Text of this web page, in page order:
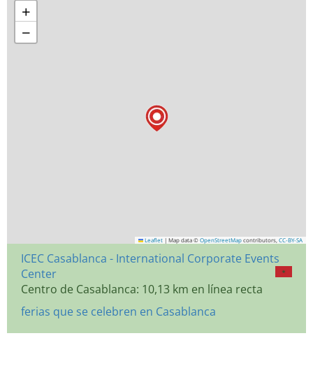
+
−
Leaflet | Map data © OpenStreetMap contributors, CC-BY-SA
ICEC Casablanca - International Corporate Events
Center
Centro de Casablanca: 10,13 km en línea recta
ferias que se celebren en Casablanca